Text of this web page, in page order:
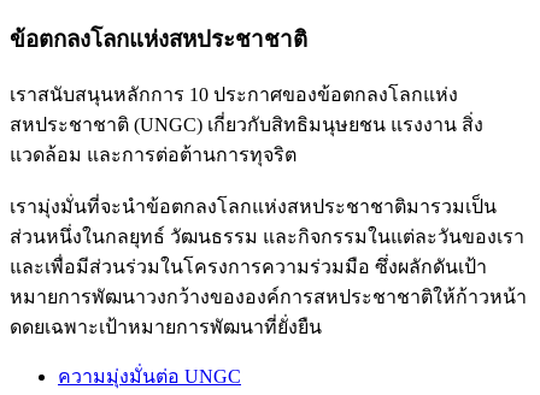
ข้อตกลงโลกแห่งสหประชาชาติ
เราสนับสนุนหลักการ 10 ประกาศของข้อตกลงโลกแห่ง
สหประชาชาติ (UNGC) เกี่ยวกับสิทธิมนุษยชน แรงงาน สิ่ง
แวดล้อม และการต่อต้านการทุจริต
เรามุ่งมั่นที่จะนำข้อตกลงโลกแห่งสหประชาชาติมารวมเป็น
ส่วนหนึ่งในกลยุทธ์ วัฒนธรรม และกิจกรรมในแต่ละวันของเรา
และเพื่อมีส่วนร่วมในโครงการความร่วมมือ ซึ่งผลักดันเป้า
หมายการพัฒนาวงกว้างขององค์การสหประชาชาติให้ก้าวหน้า
ดดยเฉพาะเป้าหมายการพัฒนาที่ยั่งยืน
ความมุ่งมั่นต่อ UNGC